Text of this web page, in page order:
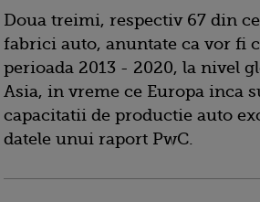
Doua treimi, respectiv 67 din
fabrici auto, anuntate ca vor fi
perioada 2013 - 2020, la nivel
Asia, in vreme ce Europa inca
capacitatii de productie auto
datele unui raport PwC.